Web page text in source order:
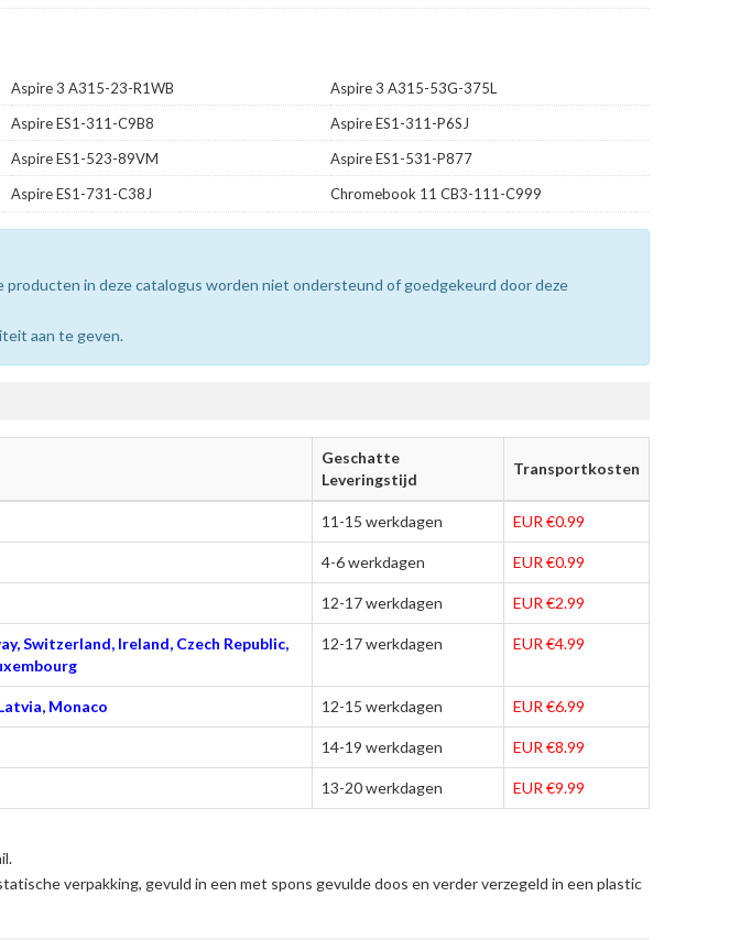
Aspire 3 A315-23-R1WB
Aspire 3 A315-53G-375L
Aspire ES1-311-C9B8
Aspire ES1-311-P6SJ
Aspire ES1-523-89VM
Aspire ES1-531-P877
Aspire ES1-731-C38J Chromebook 11 CB3-111-C999
in deze catalogus worden niet ondersteund of goedgekeurd door deze
aan te geven.
Geschatte
Leveringstijd
Transportkosten
11-15 werkdagen EUR €0.99
4-6 werkdagen EUR €0.99
12-17 werkdagen EUR €2.99
Switzerland, Ireland, Czech Republic,
12-17 werkdagen EUR €4.99
Monaco 12-15 werkdagen EUR €6.99
14-19 werkdagen EUR €8.99
13-20 werkdagen EUR €9.99
verpakking, gevuld in een met spons gevulde doos en verder verzegeld in een plastic